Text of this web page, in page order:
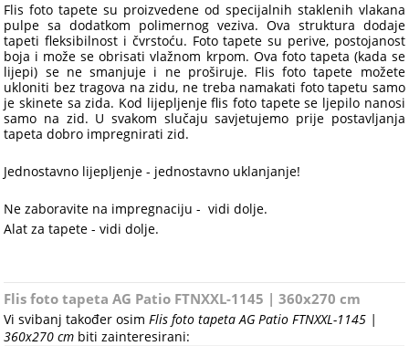
Flis foto tapete su proizvedene od specijalnih staklenih vlakana
pulpe sa dodatkom polimernog veziva. Ova struktura dodaje
tapeti fleksibilnost i čvrstoću. Foto tapete su perive, postojanost
boja i može se obrisati vlažnom krpom. Ova foto tapeta (kada se
lijepi) se ne smanjuje i ne proširuje. Flis foto tapete možete
ukloniti bez tragova na zidu, ne treba namakati foto tapetu samo
je skinete sa zida. Kod lijepljenje flis foto tapete se ljepilo nanosi
samo na zid. U svakom slučaju savjetujemo prije postavljanja
tapeta dobro impregnirati zid.
Jednostavno lijepljenje - jednostavno uklanjanje!
Ne zaboravite na impregnaciju - vidi dolje.
Alat za tapete - vidi dolje.
Flis foto tapeta AG Patio FTNXXL-1145 | 360x270 cm
Vi svibanj također osimFlis foto tapeta AG Patio FTNXXL-1145 |
360x270 cm biti zainteresirani: